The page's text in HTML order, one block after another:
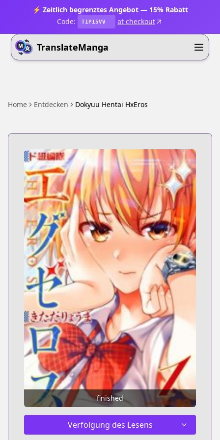
⚡ Zeitlich begrenztes Angebot — 15% Rabatt
Code:
T1P15VV at checkout
TranslateManga
Home Entdecken Dokyuu Hentai HxEros
finished
Verfolgung des Lesens